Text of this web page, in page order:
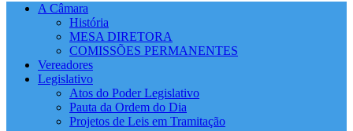
A Câmara
História
MESA DIRETORA
COMISSÕES PERMANENTES
Vereadores
Legislativo
Atos do Poder Legislativo
Pauta da Ordem do Dia
Projetos de Leis em Tramitação